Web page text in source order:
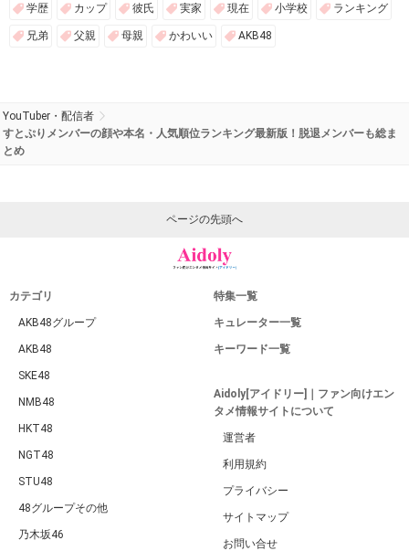
学歴 カップ 彼氏 実家 現在 小学校 ランキング
兄弟 父親 母親 かわいい AKB48
YouTuber・配信者
すとぷりメンバーの顔や本名・人気順位ランキング最新版！脱退メンバーも総ま
とめ
ページの先頭へ
カテゴリ
AKB48グループ
AKB48
SKE48
NMB48
HKT48
NGT48
STU48
48グループその他
乃木坂46
特集一覧
キュレーター一覧
キーワード一覧
Aidoly[アイドリー]｜ファン向けエン
タメ情報サイトについて
運営者
利用規約
プライバシー
サイトマップ
お問い合せ